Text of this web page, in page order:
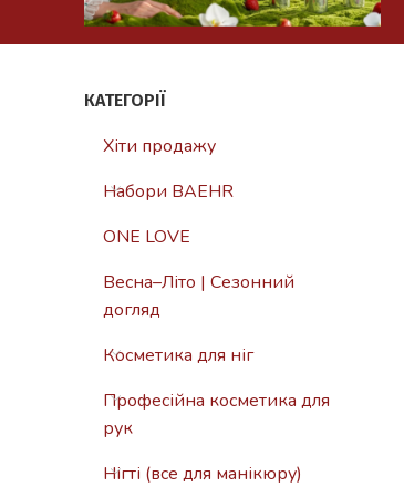
КАТЕГОРІЇ
Хіти продажу
Набори BAEHR
ONE LOVE
Весна–Літо | Сезонний
догляд
Косметика для ніг
Професійна косметика для
рук
Нігті (все для манікюру)